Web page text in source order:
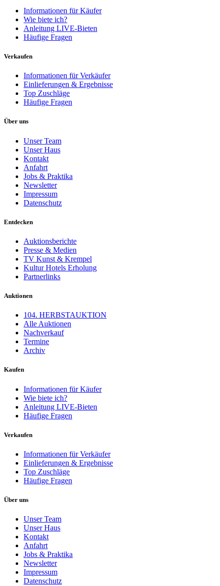
Informationen für Käufer
Wie biete ich?
Anleitung LIVE-Bieten
Häufige Fragen
Verkaufen
Informationen für Verkäufer
Einlieferungen & Ergebnisse
Top Zuschläge
Häufige Fragen
Über uns
Unser Team
Unser Haus
Kontakt
Anfahrt
Jobs & Praktika
Newsletter
Impressum
Datenschutz
Entdecken
Auktionsberichte
Presse & Medien
TV Kunst & Krempel
Kultur Hotels Erholung
Partnerlinks
Auktionen
104. HERBSTAUKTION
Alle Auktionen
Nachverkauf
Termine
Archiv
Kaufen
Informationen für Käufer
Wie biete ich?
Anleitung LIVE-Bieten
Häufige Fragen
Verkaufen
Informationen für Verkäufer
Einlieferungen & Ergebnisse
Top Zuschläge
Häufige Fragen
Über uns
Unser Team
Unser Haus
Kontakt
Anfahrt
Jobs & Praktika
Newsletter
Impressum
Datenschutz